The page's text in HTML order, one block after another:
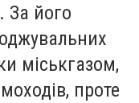
За його
міськгазом,
проте